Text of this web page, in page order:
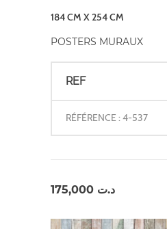
184 CM X 254 CM
POSTERS MURAUX
REF
RÉFÉRENCE : 4-537
د.ت